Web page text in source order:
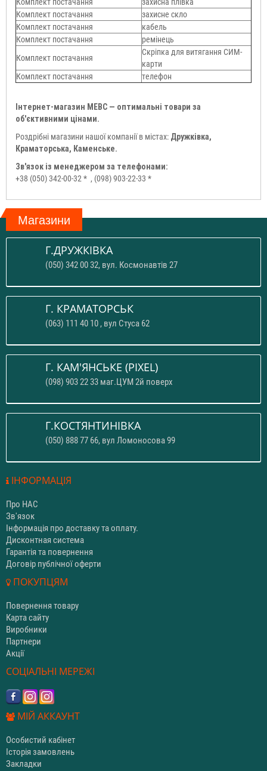
Комплект постачання
захисне скло
Комплект постачання
кабель
Комплект постачання
ремінець
Комплект постачання
Скріпка для витягання СИМ-
карти
Комплект постачання
телефон
Інтернет-магазин МЕВС — оптимальні товари за
об'єктивними цінами.
Роздрібні магазини нашої компанії в містах: Дружківка,
Краматорська, Каменське.
Зв'язок із менеджером за телефонами:
+38 (050) 342-00-32 * , (098) 903-22-33 *
Магазини
Г.ДРУЖКІВКА
(050) 342 00 32, вул. Космонавтів 27
Г. КРАМАТОРСЬК
(063) 111 40 10 , вул Стуса 62
Г. КАМ'ЯНСЬКЕ (PIXEL)
(098) 903 22 33 маг.ЦУМ 2й поверх
Г.КОСТЯНТИНІВКА
(050) 888 77 66, вул Ломоносова 99
ІНФОРМАЦІЯ
Про НАС
Зв'язок
Інформація про доставку та оплату.
Дисконтная система
Гарантія та повернення
Договір публічної оферти
ПОКУПЦЯМ
Повернення товару
Карта сайту
Виробники
Партнери
Акції
СОЦІАЛЬНІ МЕРЕЖІ
МІЙ АККАУНТ
Особистий кабінет
Історія замовлень
Закладки